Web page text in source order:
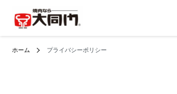
ホーム プライバシーポリシー